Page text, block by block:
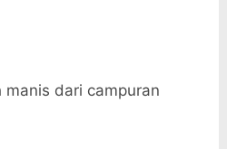
manis dari campuran